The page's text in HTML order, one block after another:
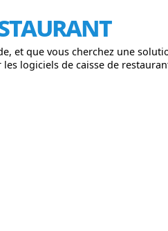
et que vous cherchez une
logiciels de caisse de